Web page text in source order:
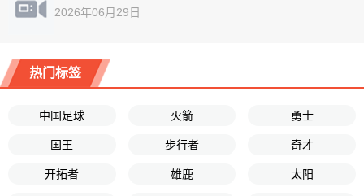
2026年06月29日
热门标签
中国足球 火箭 勇士
国王 步行者 奇才
开拓者 雄鹿 太阳